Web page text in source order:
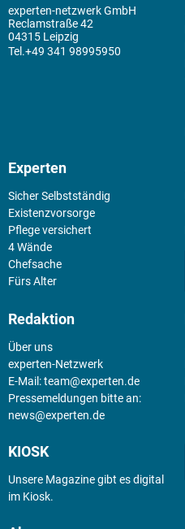
experten-netzwerk GmbH
Reclamstraße 42
04315 Leipzig
+49 341 98995950
Experten
Sicher Selbstständig
Existenz­vorsorge
Pflege versichert
4 Wände
Chefsache
Fürs Alter
Redaktion
Über uns
experten-Netzwerk
E-Mail:team@experten.de
Pressemeldungen bitte an:
news@experten.de
KIOSK
Unsere Magazine gibt es digital
im Kiosk.